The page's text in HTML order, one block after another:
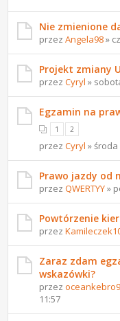
Nie zmienione
przezAngela98»
Projekt zmiany
przezCyryl »
Egzamin na
1 2
przezCyryl » środa
Prawo jazdy od
przezQWERTYY»
Powtórzenie
przez
Zaraz zdam
wskazówki?
przezoceankebro9
11:57